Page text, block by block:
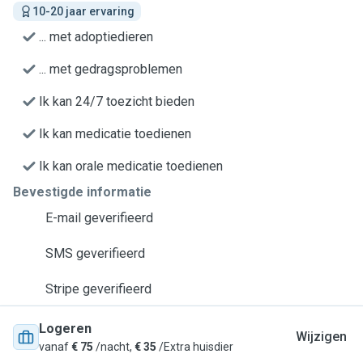
10-20 jaar ervaring
... met adoptiedieren
... met gedragsproblemen
Ik kan 24/7 toezicht bieden
Ik kan medicatie toedienen
Ik kan orale medicatie toedienen
Bevestigde informatie
E-mail geverifieerd
SMS geverifieerd
Stripe geverifieerd
Logeren
vanaf€ 75 /nacht, € 35 /Extra huisdier
Wijzigen